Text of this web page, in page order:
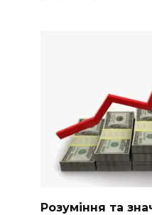
Розуміння та